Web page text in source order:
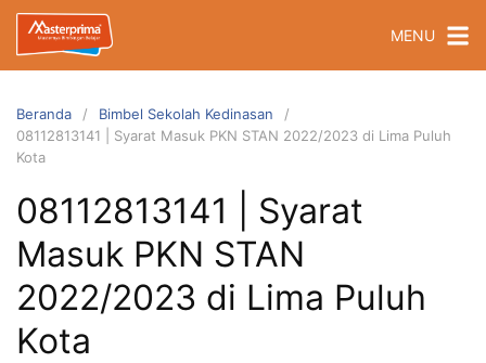
Langsung
konten
MENU
Beranda
Bimbel Sekolah Kedinasan
08112813141 | Syarat Masuk PKN STAN 2022/2023 di Lima Puluh
Kota
08112813141 | Syarat
Masuk PKN STAN
2022/2023 di Lima Puluh
Kota